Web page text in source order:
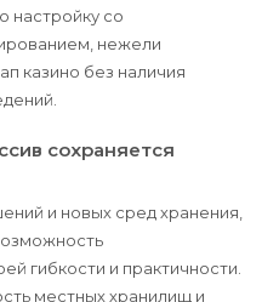
настройку со
нежели
казино без наличия
сохраняется
и новых сред хранения,
гибкости и практичности.
местных хранилищ и